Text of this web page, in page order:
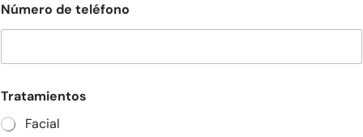
Número de teléfono
Tratamientos
Facial